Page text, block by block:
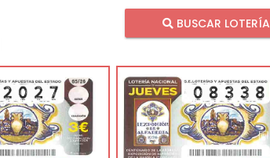
BUSCAR LOTERÍA